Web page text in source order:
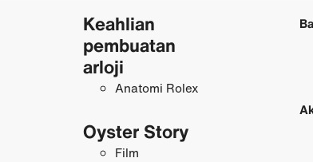
Keahlian
pembuatan
arloji
Anatomi Rolex
Oyster Story
Film